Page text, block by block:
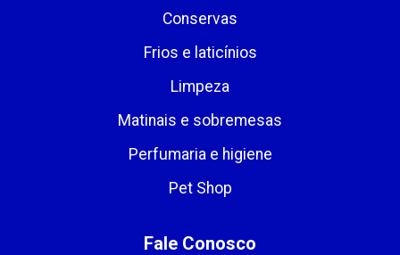
Conservas
Frios e laticínios
Limpeza
Matinais e sobremesas
Perfumaria e higiene
Pet Shop
Fale Conosco